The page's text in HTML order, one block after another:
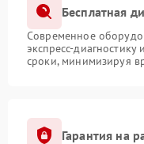
Бесплатная
Современное
экспресс-
сроки, минимизируя
Гарантия на